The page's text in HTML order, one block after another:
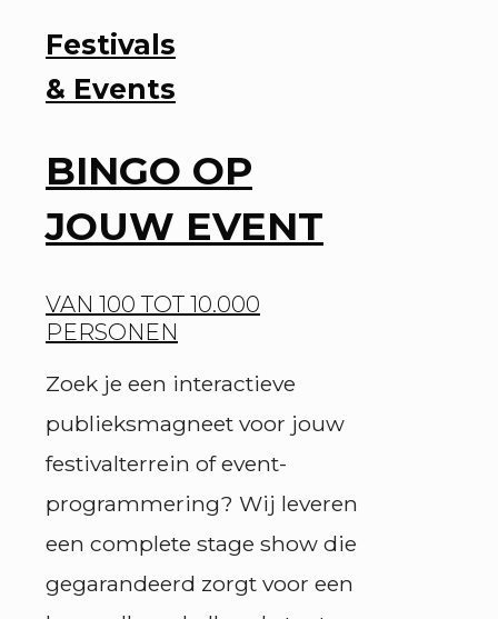
Festivals
& Events
BINGO OP
JOUW EVENT
VAN 100 TOT 10.000
PERSONEN
Zoek je een interactieve
publieksmagneet voor jouw
festivalterrein of event-
programmering? Wij leveren
een complete stage show die
gegarandeerd zorgt voor een